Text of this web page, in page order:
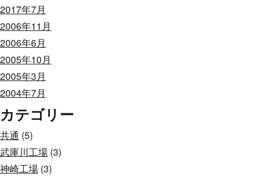
2017年7月
2006年11月
2006年6月
2005年10月
2005年3月
2004年7月
カテゴリー
共通 (5)
武庫川工場 (3)
神崎工場 (3)